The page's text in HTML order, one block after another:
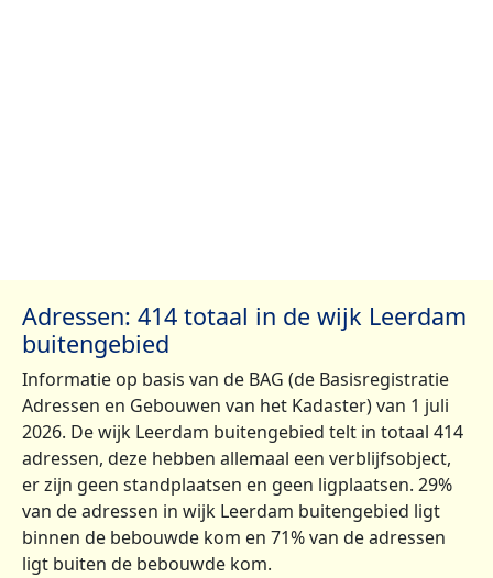
Adressen: 414 totaal in de wijk Leerdam
buitengebied
Informatie op basis van de BAG (de Basisregistratie
Adressen en Gebouwen van het Kadaster) van 1 juli
2026. De wijk Leerdam buitengebied telt in totaal 414
adressen, deze hebben allemaal een verblijfsobject,
er zijn geen standplaatsen en geen ligplaatsen. 29%
van de adressen in wijk Leerdam buitengebied ligt
binnen de bebouwde kom en 71% van de adressen
ligt buiten de bebouwde kom.